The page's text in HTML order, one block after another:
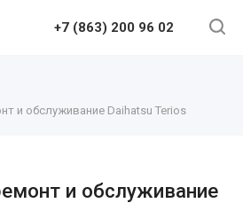
+7 (863) 200 96 02
и обслуживание Daihatsu Terios
и обслуживание